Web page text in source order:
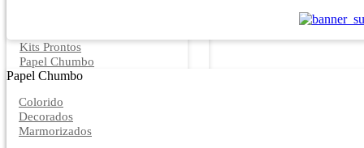
Kits Prontos
Papel Chumbo
Papel Chumbo
Colorido
Decorados
Marmorizados